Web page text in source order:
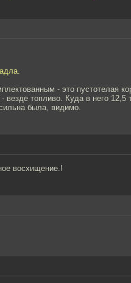
- это пустотелая
- везде топливо. Куда в него
была, видимо.
восхищение.!